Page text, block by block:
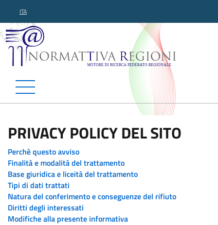
ITA
Normattiva Regioni -
PRIVACY POLICY DEL SITO
Perchè questo avviso
Finalità e modalità del trattamento
Base giuridica e liceità del trattamento
Tipi di dati trattati
Natura del conferimento e conseguenze del rifiuto
Diritti degli interessati
Modifiche alla presente informativa